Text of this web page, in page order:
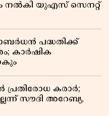
നൽകി യുഎസ് സെനറ്റ്
പദ്ധതിക്ക്
കാർഷിക
പ്രതിരോധ കരാർ;
സൗദി അറേബ്യ,